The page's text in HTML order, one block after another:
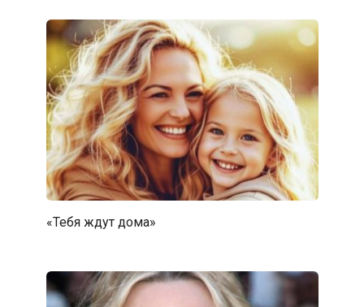
«Тебя ждут дома»